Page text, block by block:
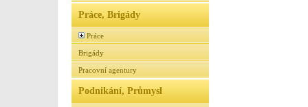
Práce, Brigády
Práce
Brigády
Pracovní agentury
Podnikání, Průmysl